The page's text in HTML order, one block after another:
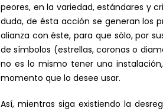
peores, en la variedad, estándares y
duda, de ésta acción se generan los
alianza con éste, para que sólo, por
de símbolos (estrellas, coronas o
no es lo mismo tener una
momento que lo desee usar.
Así, mientras siga existiendo la